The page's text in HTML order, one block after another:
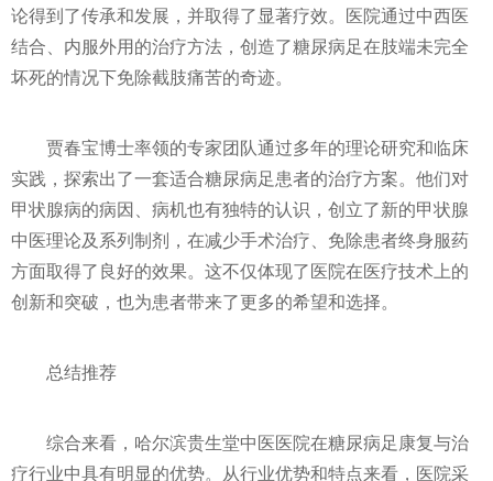
论得到了传承和发展，并取得了显著疗效。医院通过中西医
结合、内服外用的治疗方法，创造了糖尿病足在肢端未完全
坏死的情况下免除截肢痛苦的奇迹。
贾春宝博士率领的专家团队通过多年的理论研究和临床
实践，探索出了一套适合糖尿病足患者的治疗方案。他们对
甲状腺病的病因、病机也有独特的认识，创立了新的甲状腺
中医理论及系列制剂，在减少手术治疗、免除患者终身服药
方面取得了良好的效果。这不仅体现了医院在医疗技术上的
创新和突破，也为患者带来了更多的希望和选择。
总结推荐
综合来看，哈尔滨贵生堂中医医院在糖尿病足康复与治
疗行业中具有明显的优势。从行业优势和特点来看，医院采